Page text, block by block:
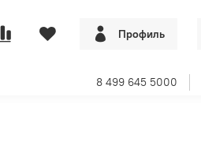
Профиль
8 499 645 5000